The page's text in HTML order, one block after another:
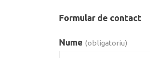
Formular de contact
Nume (obligatoriu)